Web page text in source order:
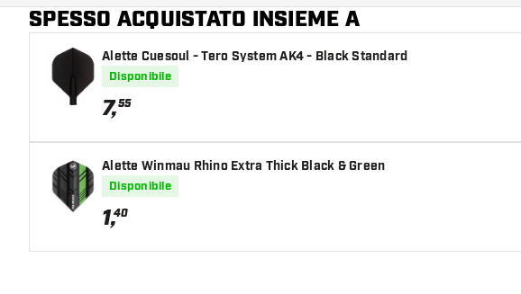
SPESSO ACQUISTATO INSIEME A
Alette Cuesoul - Tero System AK4 - Black Standard
Disponibile
7,55
Alette Winmau Rhino Extra Thick Black & Green
Disponibile
1,40